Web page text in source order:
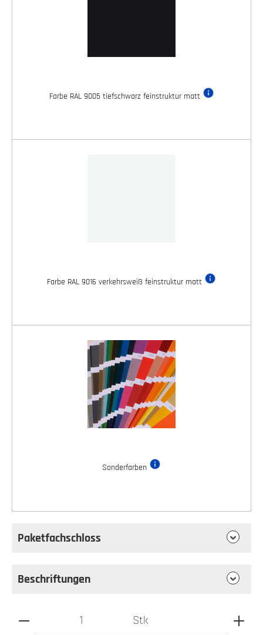
Farbe RAL 9005 tiefschwarz feinstruktur matt
Farbe RAL 9016 verkehrsweiß feinstruktur matt
Sonderfarben
Paketfachschloss
Beschriftungen
Produkt Anzahl: Gib den gewünschten Wert ein oder
Stk